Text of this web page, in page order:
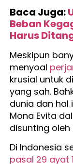
Baca Juga:
Beban
Harus
Meskipun
menyoal
krusial untuk
yang sah.
dunia dan hal
Mona Evita
disunting
Di Indonesia
pasal 29 ayat